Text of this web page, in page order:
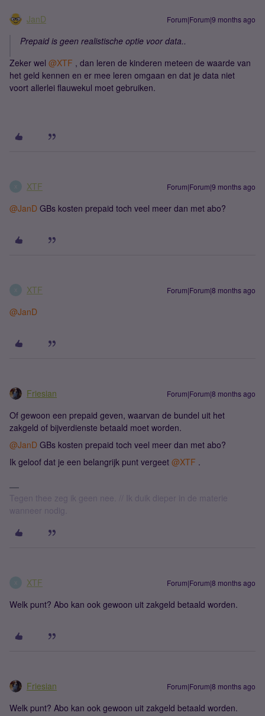
JanD Forum|Forum|9 months ago
Prepaid is geen realistische optie voor data..
Zeker wel ​ @XTF , dan leren de kinderen meteen de waarde van
het geld kennen en er mee leren omgaan en dat je data niet
voort allerlei flauwekul moet gebruiken.
XTF Forum|Forum|9 months ago
@JanD GBs kosten prepaid toch veel meer dan met abo?
XTF Forum|Forum|8 months ago
@JanD
Friesian Forum|Forum|8 months ago
Of gewoon een prepaid geven, waarvan de bundel uit het
zakgeld of bijverdienste betaald moet worden.
@JanD GBs kosten prepaid toch veel meer dan met abo?
Ik geloof dat je een belangrijk punt vergeet ​ @XTF .
Tegen thee zeg ik geen nee. // Ik duik dieper in de materie
wanneer nodig.
XTF Forum|Forum|8 months ago
Welk punt? Abo kan ook gewoon uit zakgeld betaald worden.
Friesian Forum|Forum|8 months ago
Welk punt? Abo kan ook gewoon uit zakgeld betaald worden.